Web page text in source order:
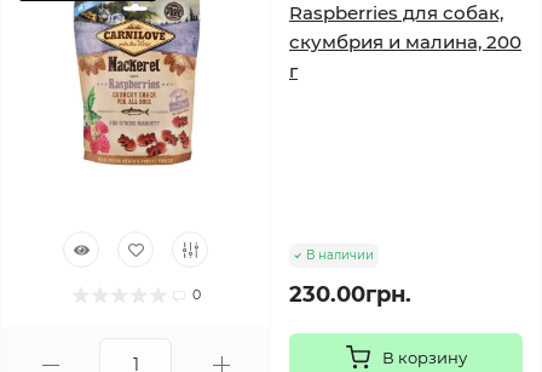
0
Raspberries для собак,
скумбрия и малина, 200
г
В наличии
230.00грн.
В корзину